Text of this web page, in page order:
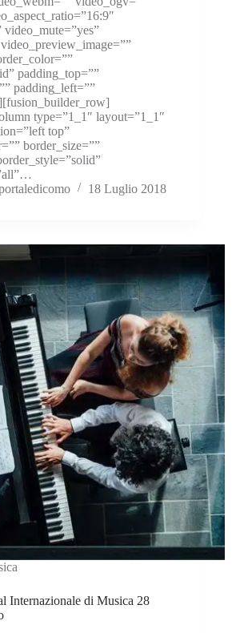
padding_top=””
padding_left=””
type=”1_1″ layout=”1_1″
top”
border_size=””
18 Luglio 2018
Internazionale di Musica 28